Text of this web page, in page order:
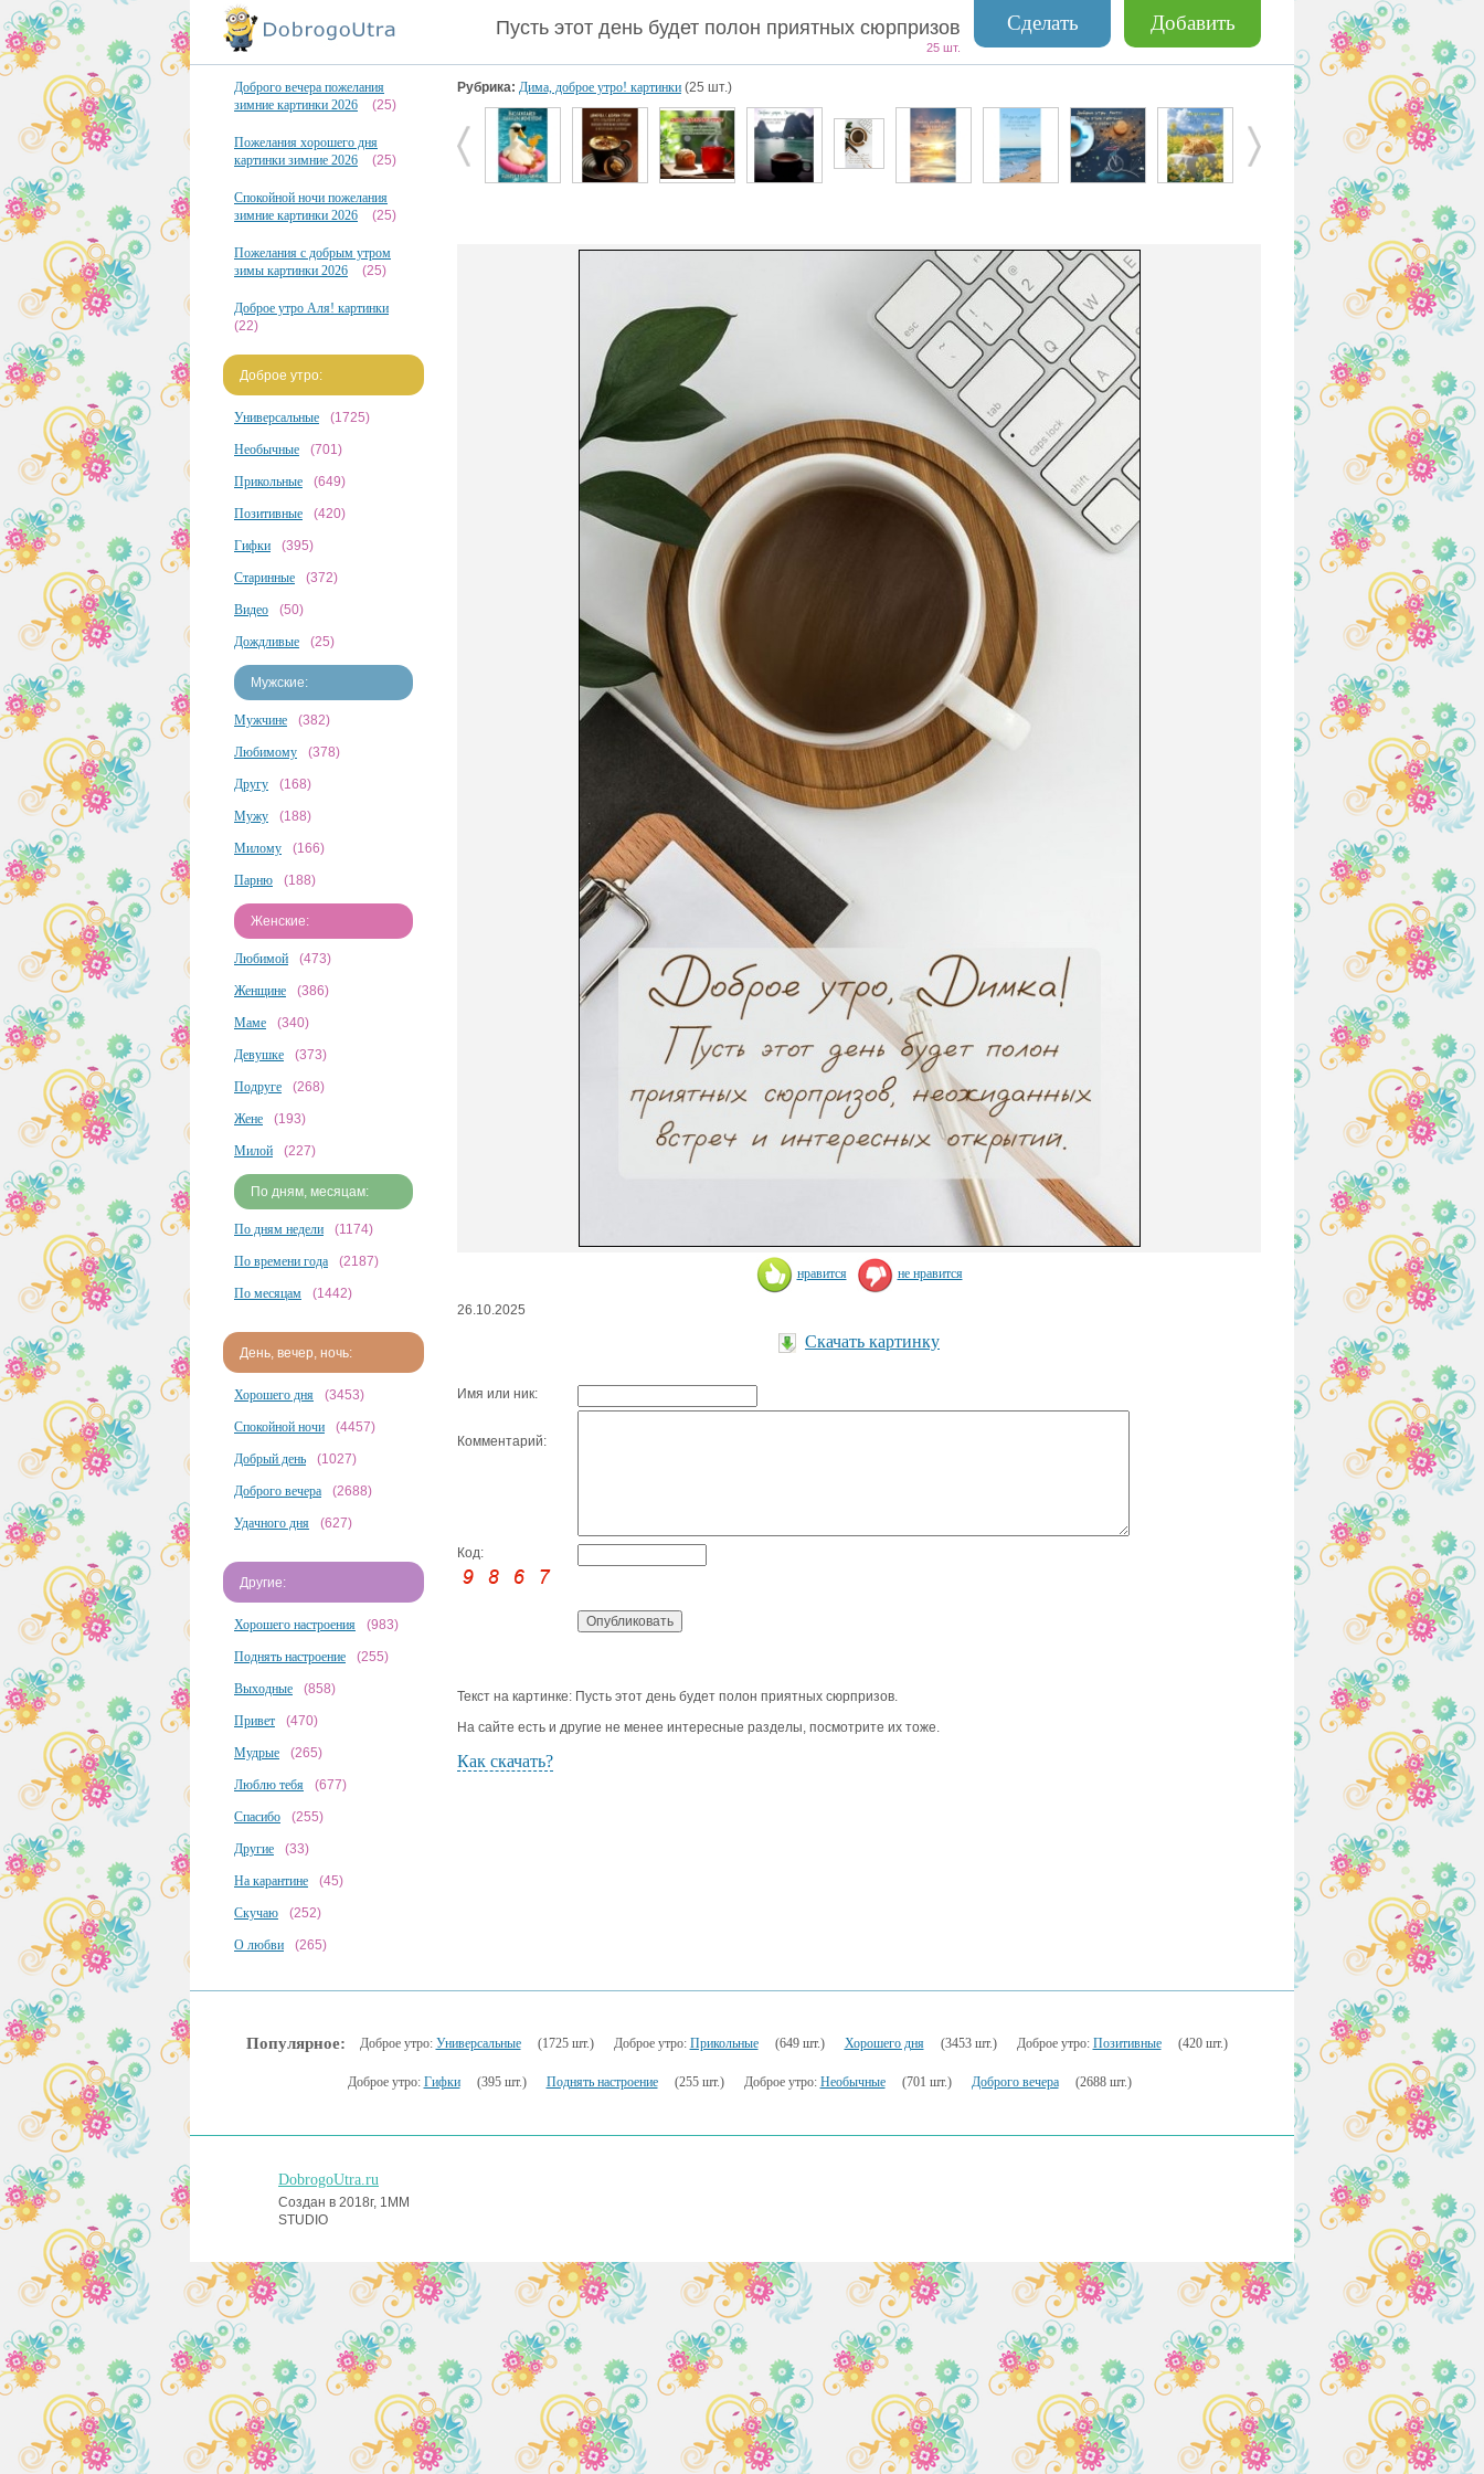
Добавить
Сделать
Пусть этот день будет полон приятных сюрпризов
25 шт.
Доброго вечера пожелания
зимние картинки 2026
(25)
Пожелания хорошего дня
картинки зимние 2026
(25)
Спокойной ночи пожелания
зимние картинки 2026
(25)
Пожелания с добрым утром
зимы картинки 2026
(25)
Доброе утро Аля! картинки
(22)
Доброе утро:
Универсальные (1725)
Необычные (701)
Прикольные (649)
Позитивные (420)
Гифки (395)
Старинные (372)
Видео (50)
Дождливые (25)
Мужские:
Мужчине (382)
Любимому (378)
Другу (168)
Мужу (188)
Милому (166)
Парню (188)
Женские:
Любимой (473)
Женщине (386)
Маме (340)
Девушке (373)
Подруге (268)
Жене (193)
Милой (227)
По дням, месяцам:
По дням недели (1174)
По времени года (2187)
По месяцам (1442)
День, вечер, ночь:
Хорошего дня (3453)
Спокойной ночи (4457)
Добрый день (1027)
Доброго вечера (2688)
Удачного дня (627)
Другие:
Хорошего настроения (983)
Поднять настроение (255)
Выходные (858)
Привет (470)
Мудрые (265)
Люблю тебя (677)
Спасибо (255)
Другие (33)
На карантине (45)
Скучаю (252)
О любви (265)
Рубрика: Дима, доброе утро! картинки (25 шт.)
нравится не нравится
26.10.2025
Скачать картинку
Имя или ник:
Комментарий:
Код:
Текст на картинке: Пусть этот день будет полон приятных сюрпризов.
На сайте есть и другие не менее интересные разделы, посмотрите их тоже.
Как скачать?
Популярное: Доброе утро: Универсальные (1725 шт.) Доброе утро: Прикольные (649 шт.) Хорошего дня (3453 шт.) Доброе утро: Позитивные (420 шт.)
Доброе утро: Гифки (395 шт.) Поднять настроение (255 шт.) Доброе утро: Необычные (701 шт.) Доброго вечера (2688 шт.)
DobrogoUtra.ru
Создан в 2018г, 1MM
STUDIO